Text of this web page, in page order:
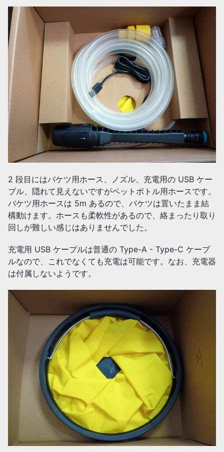
2 段目にはバケツ用ホース、ノズル、充電用の USB ケー
ブル、隠れて見えないですがペットボトル用ホースです。
バケツ用ホースは 5m あるので、バケツは置いたまま結
構動けます。ホースも柔軟性があるので、絡まったり取り
回しが難しい感じはありませんでした。
充電用 USB ケーブルは普通の Type-A - Type-C ケーブ
ルなので、これでなくても充電は可能です。なお、充電器
は付属しないようです。